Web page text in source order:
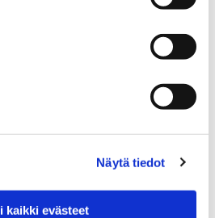
Näytä tiedot
kaikki evästeet